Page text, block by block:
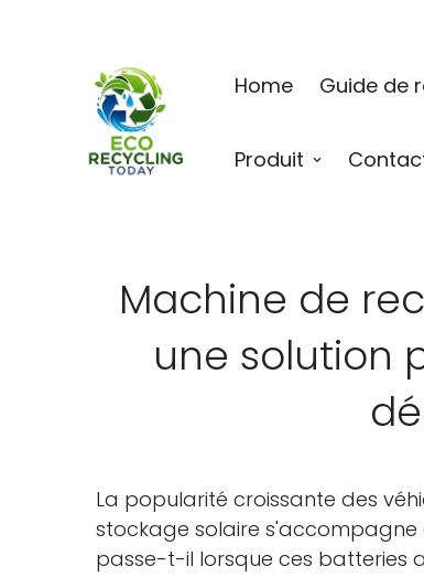
Home Guide de
Produit
Machine de
une solution
La popularité croissante des
stockage solaire s'accompagne
passe-t-il lorsque ces batteries